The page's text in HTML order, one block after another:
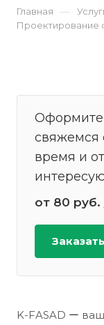
Главная —
Проектирование
Оформите
свяжемся
время и
от 80 руб.
K-FASAD ー